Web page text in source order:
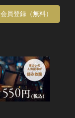
会員登録（無料）